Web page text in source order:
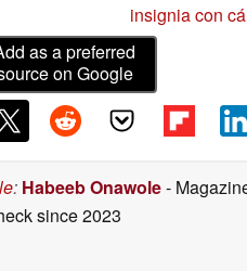
insignia con
as a preferred
on Google
: Habeeb Onawole-
since 2023